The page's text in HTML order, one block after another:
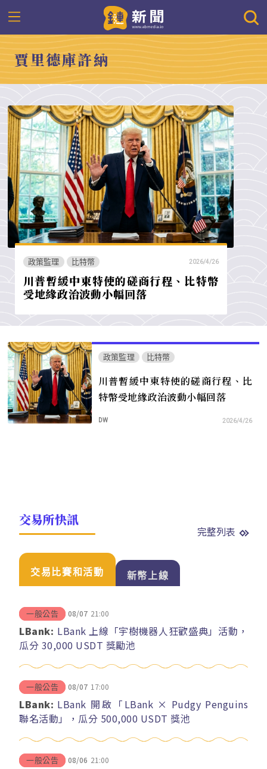
賈里德庫許納
政策監理 比特幣 2026/4/26
川普暫緩中東特使的磋商行程、比特幣
受地緣政治波動小幅回落
政策監理 比特幣
川普暫緩中東特使的磋商行程、比
特幣受地緣政治波動小幅回落
DW 2026/4/26
交易所快訊
完整列表
交易比賽和活動 新幣上線
一般公告 08/07 21:00
LBank: LBank 上線「宇樹機器人狂歡盛典」活動，
瓜分 30,000 USDT 獎勵池
一般公告 08/07 17:00
LBank: LBank 開啟「LBank × Pudgy Penguins
聯名活動」，瓜分 500,000 USDT 獎池
一般公告 08/06 21:00